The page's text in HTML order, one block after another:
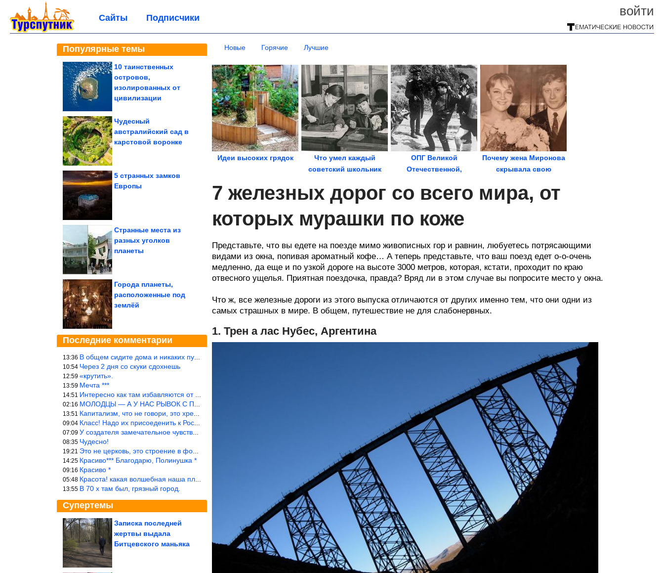
войти
Сайты Подписчики
Популярные темы
10 таинственных
островов,
изолированных от
цивилизации
Чудесный
австралийский сад в
карстовой воронке
5 странных замков
Европы
Странные места из
разных уголков
планеты
Города планеты,
расположенные под
землёй
Последние комментарии
13:36 В общем сидите дома и никаких путешествий А самая грязная в от
10:54 Через 2 дня со скуки сдохнешь
12:59 «крутить».
13:59 Мечта ***
14:51 Интересно как там избавляются от физиологических и прочих отходо
02:16 МОЛОДЦЫ — А У НАС РЫВОК С ПРОРЫВОМ В ТРУБУ
13:51 Капитализм, что не говори, это хреново (((
09:04 Класс! Надо их присоеденить к России!
07:09 У создателя замечательное чувство юмора! ))
08:35 Чудесно!
19:21 Это не церковь, это строение в форме церкви.
14:25 Красиво*** Благодарю, Полинушка *
09:16 Красиво *
05:48 Красота! какая волшебная наша планета!… еще-бы, мы понимали это…
13:55 В 70 х там был, грязный город.
Супертемы
Случаи, когда людям
сделать свою...
Записка последней
жертвы выдала
Битцевского маньяка
Новые Горячие Лучшие
Идеи высоких грядок
Что умел каждый
советский школьник
ОПГ Великой
Отечественной,
на...
Почему жена Миронова
скрывала свою
всю...
7 железных дорог со всего мира, от
которых мурашки по коже
Представьте, что вы едете на поезде мимо живописных гор и равнин, любуетесь потрясающими
видами из окна, попивая ароматный кофе… А теперь представьте, что ваш поезд едет о-о-очень
медленно, да еще и по узкой дороге на высоте 3000 метров, которая, кстати, проходит по краю
отвесного ущелья. Приятная поездочка, правда? Вряд ли в этом случае вы попросите место у окна.
Что ж, все железные дороги из этого выпуска отличаются от других именно тем, что они одни из
самых страшных в мире. В общем, путешествие не для слабонервных.
1. Трен а лас Нубес, Аргентина